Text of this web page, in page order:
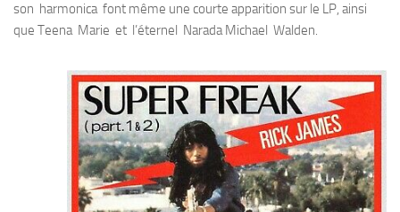
son harmonica font même une courte apparition sur le LP, ainsi
que Teena Marie et l’éternel Narada Michael Walden.